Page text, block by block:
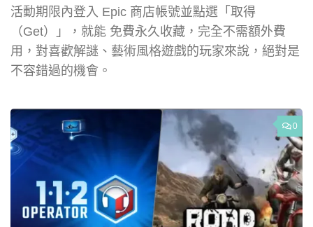
活動期限內登入 Epic 商店帳號並點選「取得
（Get）」，就能 免費永久收藏，完全不需額外費
用，對喜歡解謎、藝術風格遊戲的玩家來說，絕對是
不容錯過的機會。
0